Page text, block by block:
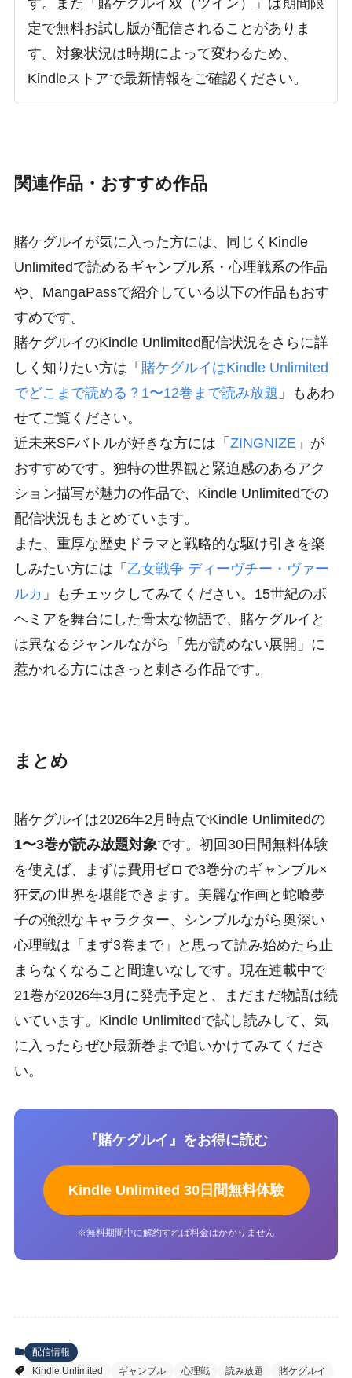
す。また「賭ケグルイ双（ツイン）」は期間限
定で無料お試し版が配信されることがありま
す。対象状況は時期によって変わるため、
Kindleストアで最新情報をご確認ください。
関連作品・おすすめ作品
賭ケグルイが気に入った方には、同じくKindle
Unlimitedで読めるギャンブル系・心理戦系の作品
や、MangaPassで紹介している以下の作品もおす
すめです。
賭ケグルイのKindle Unlimited配信状況をさらに詳
しく知りたい方は「 賭ケグルイはKindle Unlimited
でどこまで読める？1〜12巻まで読み放題 」もあわ
せてご覧ください。
近未来SFバトルが好きな方には「 ZINGNIZE」が
おすすめです。独特の世界観と緊迫感のあるアク
ション描写が魅力の作品で、Kindle Unlimitedでの
配信状況もまとめています。
また、重厚な歴史ドラマと戦略的な駆け引きを楽
しみたい方には「 乙女戦争 ディーヴチー・ヴァー
ルカ 」もチェックしてみてください。15世紀のボ
ヘミアを舞台にした骨太な物語で、賭ケグルイと
は異なるジャンルながら「先が読めない展開」に
惹かれる方にはきっと刺さる作品です。
まとめ
賭ケグルイは2026年2月時点でKindle Unlimitedの
1〜3巻が読み放題対象です。初回30日間無料体験
を使えば、まずは費用ゼロで3巻分のギャンブル×
狂気の世界を堪能できます。美麗な作画と蛇喰夢
子の強烈なキャラクター、シンプルながら奥深い
心理戦は「まず3巻まで」と思って読み始めたら止
まらなくなること間違いなしです。現在連載中で
21巻が2026年3月に発売予定と、まだまだ物語は続
いています。Kindle Unlimitedで試し読みして、気
に入ったらぜひ最新巻まで追いかけてみてくださ
い。
『賭ケグルイ』をお得に読む
Kindle Unlimited 30日間無料体験
※無料期間中に解約すれば料金はかかりません
配信情報
Kindle Unlimited
ギャンブル 心理戦 読み放題 賭ケグルイ